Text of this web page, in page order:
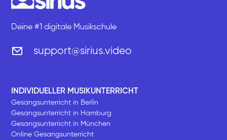
Deine #1 digitale Musikschule
support@sirius.video
INDIVIDUELLER MUSIKUNTERRICHT
Gesangsunterricht in Berlin
Gesangsunterricht in Hamburg
Gesangsunterricht in München
Online Gesangsunterricht